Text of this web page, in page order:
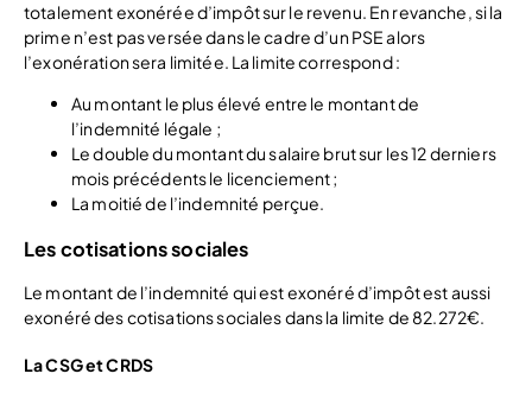
totalement exonérée d’impôt sur le revenu. En revanche, si la
prime n’est pas versée dans le cadre d’un PSE alors
l’exonération sera limitée. La limite correspond :
Au montant le plus élevé entre le montant de
l’indemnité légale ;
Le double du montant du salaire brut sur les 12 derniers
mois précédents le licenciement ;
La moitié de l’indemnité perçue.
Les cotisations sociales
Le montant de l’indemnité qui est exonéré d’impôt est aussi
exonéré des cotisations sociales dans la limite de 82.272€.
La CSG et CRDS